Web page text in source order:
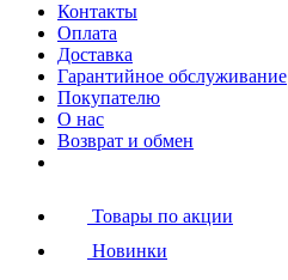
Контакты
Оплата
Доставка
Гарантийное обслуживание
Покупателю
О нас
Возврат и обмен
Товары по акции
Новинки